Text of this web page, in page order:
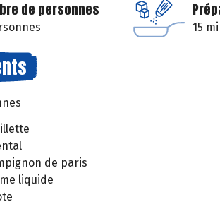
de personnes
15
de paris
liquide